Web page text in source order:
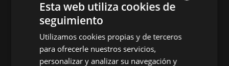
director, “la última obra de Tomás Luis de
Victoria transciende su función inicial y ofrece
un epílogo grandioso, un telón final de lujo, un
canto de cisne ―como precisamente dice él
mismo en la dedicatoria― para una de las
SPANISH
Esta web utiliza cookies de
seguimiento
Utilizamos cookies propias y de terceros
para ofrecerle nuestros servicios,
personalizar y analizar su navegación y